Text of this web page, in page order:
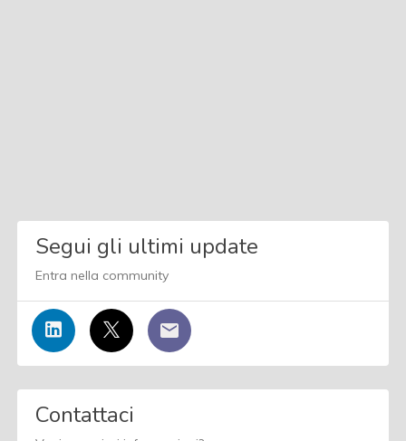
Segui gli ultimi update
Entra nella community
Contattaci